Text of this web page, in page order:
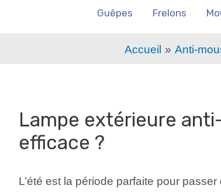
Guêpes Frelons
Accueil Anti-
Lampe extérieure
efficace ?
L’été est la période parfaite pour